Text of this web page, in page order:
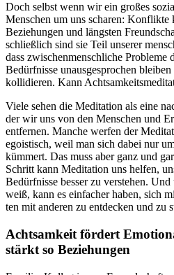
Doch selbst wenn wir ein großes
Menschen um uns scharen: Konflikte
Beziehungen und längsten
schließlich sind sie Teil unserer
dass zwischenmenschliche Probleme
Bedürfnisse unausgesprochen
kollidieren. Kann
Viele sehen die Meditation als eine
der wir uns von den Menschen und
entfernen. Manche werfen der
egoistisch, weil man sich dabei nur
kümmert. Das muss aber ganz und
Schritt kann Meditation uns helfen,
Bedürfnisse besser zu verstehen.
weiß, kann es einfacher haben, sich
ten mit anderen zu ent­de­cken und zu
Achtsamkeit fördert
stärkt so Beziehungen